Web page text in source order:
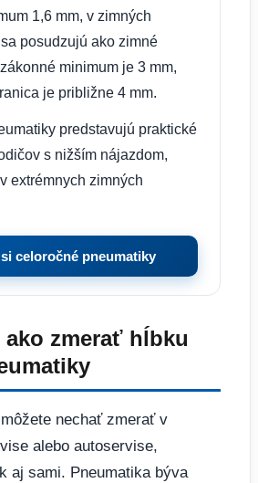
1,6 mm, v zimných
posudzujú ako zimné
minimum je 3 mm,
je približne 4 mm.
predstavujú praktické
s nižším nájazdom,
extrémnych zimných
celoročné pneumatiky
ako zmerať hĺbku
nechať zmerať v
alebo autoservise,
aj sami. Pneumatika býva